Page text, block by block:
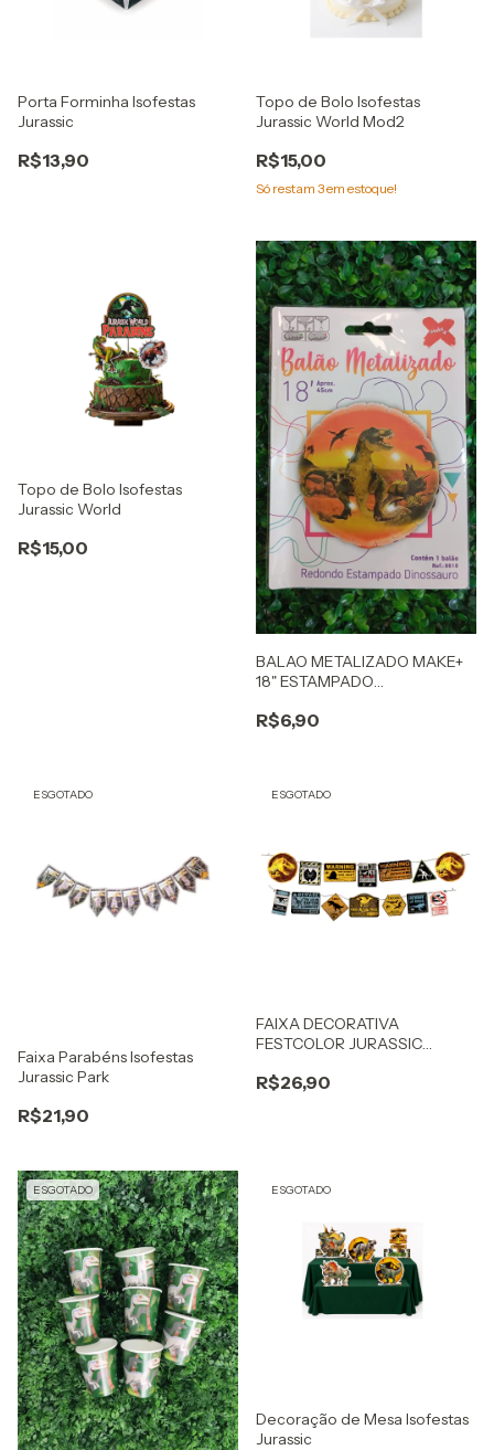
Porta Forminha Isofestas
Jurassic
R$13,90
Topo de Bolo Isofestas
Jurassic World Mod2
R$15,00
Só restam 3em estoque!
Topo de Bolo Isofestas
Jurassic World
R$15,00
BALAO METALIZADO MAKE+
18" ESTAMPADO
R$6,90
ESGOTADO
Faixa Parabéns Isofestas
Jurassic Park
R$21,90
ESGOTADO
FAIXA DECORATIVA
FESTCOLOR JURASSIC
R$26,90
ESGOTADO ESGOTADO
Decoração de Mesa Isofestas
Jurassic